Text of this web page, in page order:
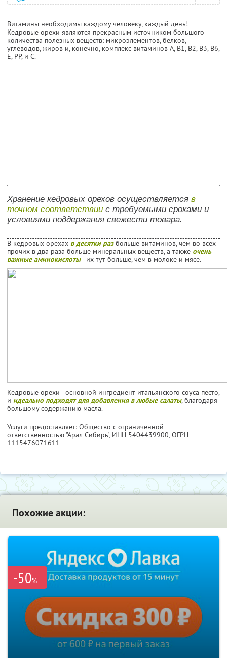
Витамины необходимы каждому человеку, каждый день!
Кедровые орехи являются прекрасным источником большого
количества полезных веществ: микроэлементов, белков,
углеводов, жиров и, конечно, комплекс витаминов А, В1, В2, В3, В6,
Е, РР, и С.
Хранение кедровых орехов осуществляется в
точном соответствии с требуемыми сроками и
условиями поддержания свежести товара.
В кедровых орехах в десятки разбольше витаминов, чем во всех
прочих в два раза больше минеральных веществ, а также очень
важные аминокислоты- их тут больше, чем в молоке и мясе.
Кедровые орехи - основной ингредиент итальянского соуса песто,
и идеально подходят для добавления в любые салаты, благодаря
большому содержанию масла.
Услуги предоставляет: Общество с ограниченной
ответственностью "Арал Сибирь", ИНН 5404439900, ОГРН
1115476071611
Похожие акции:
-50%